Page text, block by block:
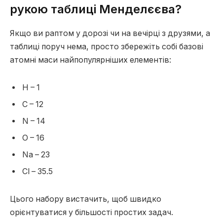
рукою таблиці Менделєєва?
Якщо ви раптом у дорозі чи на вечірці з друзями, а
таблиці поруч нема, просто збережіть собі базові
атомні маси найпопулярніших елементів:
H – 1
C – 12
N – 14
O – 16
Na – 23
Cl – 35.5
Цього набору вистачить, щоб швидко
орієнтуватися у більшості простих задач.